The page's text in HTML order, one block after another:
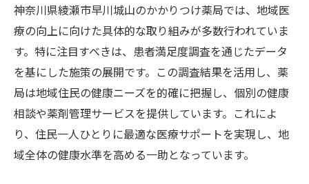
神奈川県綾瀬市早川城山のかかりつけ薬局では、地域医
療の向上に向けた具体的な取り組みが多数行われていま
す。特に注目すべきは、患者満足度調査を通じたデータ
を基にした施策の展開です。この調査結果を活用し、薬
局は地域住民の健康ニーズを的確に把握し、個別の健康
相談や薬剤管理サービスを提供しています。これによ
り、住民一人ひとりに最適な医療サポートを実現し、地
域全体の健康水準を高める一助となっています。